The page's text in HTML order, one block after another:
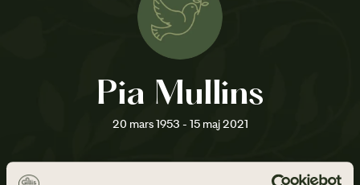
Pia Mullins
20 mars 1953 - 15 maj 2021